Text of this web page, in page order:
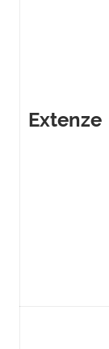
Extenze